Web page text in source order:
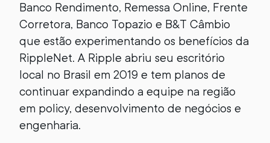
Banco Rendimento, Remessa Online, Frente
Corretora, Banco Topazio e B&T Câmbio
que estão experimentando os benefícios da
RippleNet. A Ripple abriu seu escritório
local no Brasil em 2019 e tem planos de
continuar expandindo a equipe na região
em policy, desenvolvimento de negócios e
engenharia.